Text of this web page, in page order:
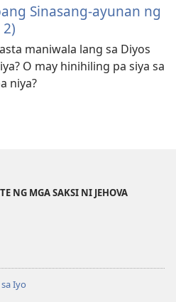
Sinasang-ayunan ng
maniwala lang sa Diyos
O may hinihiling pa siya sa
niya?
NG MGA SAKSI NI JEHOVA
Iyo